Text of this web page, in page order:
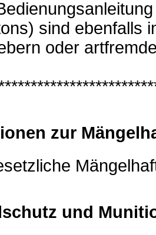
sind ebenfalls
oder
zur
und